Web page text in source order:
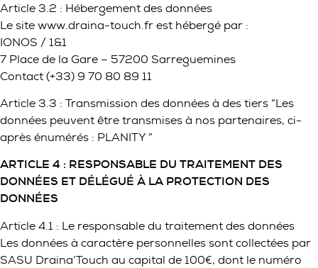
Article 3.2 : Hébergement des données
Le site www.draina-touch.fr est hébergé par :
IONOS / 1&1
7 Place de la Gare – 57200 Sarreguemines
Contact (+33) 9 70 80 89 11
Article 3.3 : Transmission des données à des tiers “Les
données peuvent être transmises à nos partenaires, ci-
après énumérés : PLANITY ”
ARTICLE 4 : RESPONSABLE DU TRAITEMENT DES
DONNÉES ET DÉLÉGUÉ À LA PROTECTION DES
DONNÉES
Article 4.1 : Le responsable du traitement des données
Les données à caractère personnelles sont collectées par
SASU Draina’Touch au capital de 100€, dont le numéro